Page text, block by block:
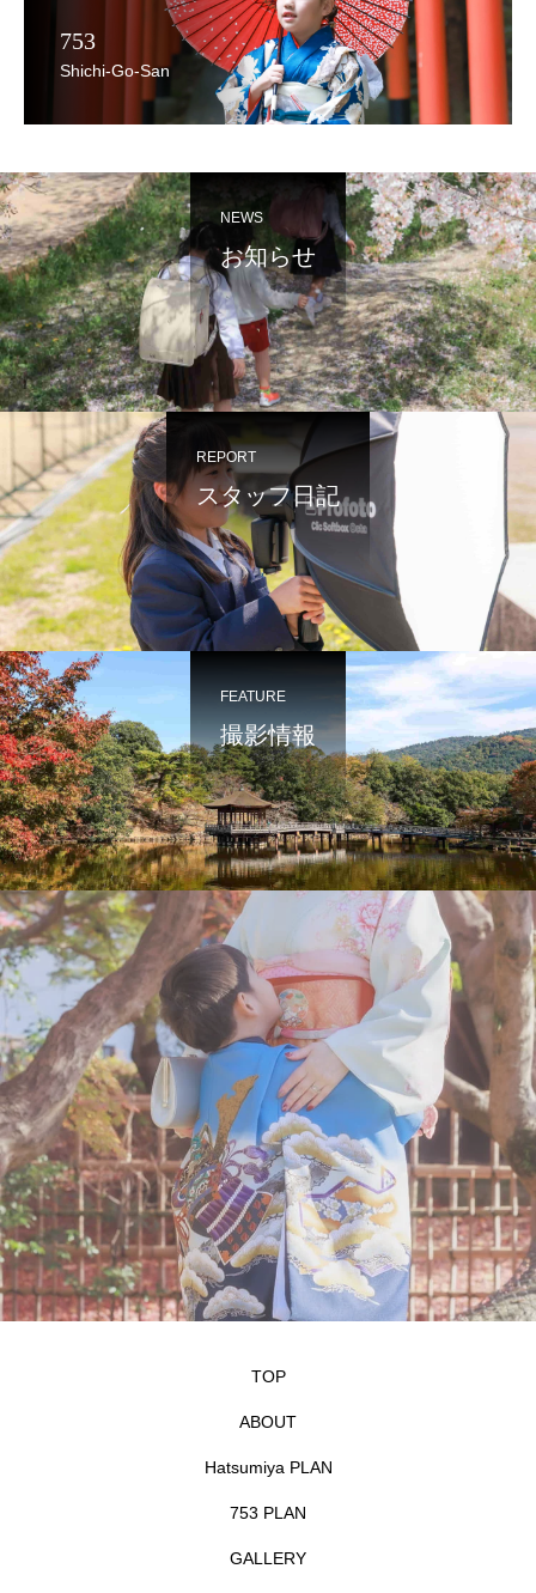
753
Shichi-Go-San
NEWS
お知らせ
REPORT
スタッフ日記
FEATURE
撮影情報
TOP
ABOUT
Hatsumiya PLAN
753 PLAN
GALLERY